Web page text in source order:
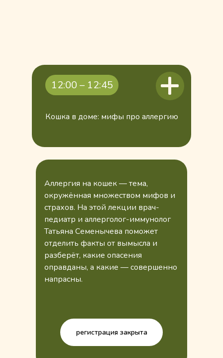
Кошка в доме: мифы про аллергию
12:00 – 12:45
Аллергия на кошек — тема,
окружённая множеством мифов и
страхов. На этой лекции врач-
педиатр и аллерголог-иммунолог
Татьяна Семенычева поможет
отделить факты от вымысла и
разберёт, какие опасения
оправданы, а какие — совершенно
напрасны.
регистрация закрыта